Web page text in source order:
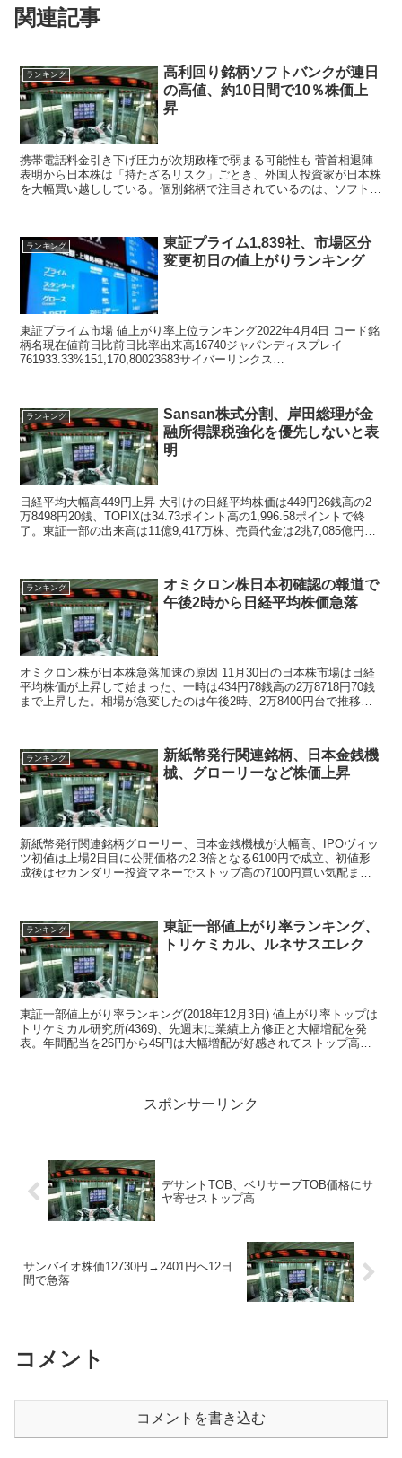
関連記事
ランキング
高利回り銘柄ソフトバンクが連日
の高値、約10日間で10％株価上
昇
携帯電話料金引き下げ圧力が次期政権で弱まる可能性も 菅首相退陣
表明から日本株は「持たざるリスク」ごとき、外国人投資家が日本株
を大幅買い越ししている。個別銘柄で注目されているのは、ソフトバ
ランキング
東証プライム1,839社、市場区分
変更初日の値上がりランキング
東証プライム市場 値上がり率上位ランキング2022年4月4日 コード銘
柄名現在値前日比前日比率出来高16740ジャパンディスプレイ
761933.33%151,170,80023683サイバーリンクス
ランキング
Sansan株式分割、岸田総理が金
融所得課税強化を優先しないと表
明
日経平均大幅高449円上昇 大引けの日経平均株価は449円26銭高の2
万8498円20銭、TOPIXは34.73ポイント高の1,996.58ポイントで終
了。東証一部の出来高は11億9,417万株、売買代金は2兆7,085億円だ
ランキング
オミクロン株日本初確認の報道で
午後2時から日経平均株価急落
オミクロン株が日本株急落加速の原因 11月30日の日本株市場は日経
平均株価が上昇して始まった、一時は434円78銭高の2万8718円70銭
まで上昇した。相場が急変したのは午後2時、2万8400円台で推移し
ランキング
新紙幣発行関連銘柄、日本金銭機
械、グローリーなど株価上昇
新紙幣発行関連銘柄グローリー、日本金銭機械が大幅高、IPOヴィッ
ツ初値は上場2日目に公開価格の2.3倍となる6100円で成立、初値形
成後はセカンダリー投資マネーでストップ高の7100円買い気配まで
ランキング
東証一部値上がり率ランキング、
トリケミカル、ルネサスエレク
東証一部値上がり率ランキング(2018年12月3日) 値上がり率トップは
トリケミカル研究所(4369)、先週末に業績上方修正と大幅増配を発
表。年間配当を26円から45円は大幅増配が好感されてストップ高。
スポンサーリンク
デサントTOB、ベリサーブTOB価格にサ
ヤ寄せストップ高
サンバイオ株価12730円→2401円へ12日
間で急落
コメント
コメントを書き込む